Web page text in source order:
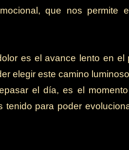
que nos permite
es el avance lento en el
elegir este camino
el día, es el
para poder